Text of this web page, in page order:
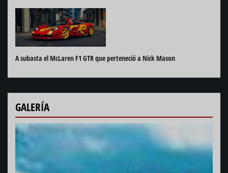
A subasta el McLaren F1 GTR que perteneció a Nick Mason
GALERÍA